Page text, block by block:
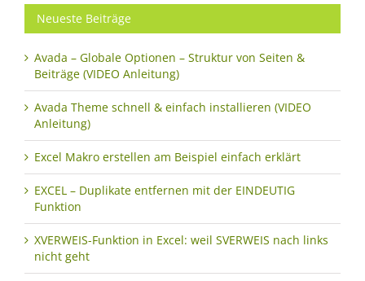
Neueste Beiträge
Avada – Globale Optionen – Struktur von Seiten &
Beiträge (VIDEO Anleitung)
Avada Theme schnell & einfach installieren (VIDEO
Anleitung)
Excel Makro erstellen am Beispiel einfach erklärt
EXCEL – Duplikate entfernen mit der EINDEUTIG
Funktion
XVERWEIS-Funktion in Excel: weil SVERWEIS nach links
nicht geht